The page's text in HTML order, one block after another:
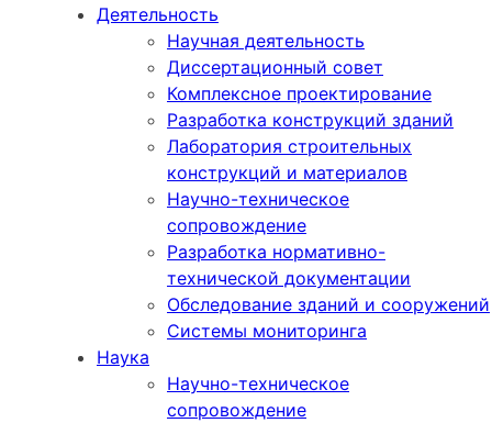
Деятельность
Научная деятельность
Диссертационный совет
Комплексное проектирование
Разработка конструкций зданий
Лаборатория строительных
конструкций и материалов
Научно-техническое
сопровождение
Разработка нормативно-
технической документации
Обследование зданий и сооружений
Системы мониторинга
Наука
Научно-техническое
сопровождение